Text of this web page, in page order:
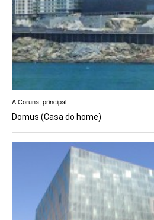
A Coruña, principal
Domus (Casa do home)